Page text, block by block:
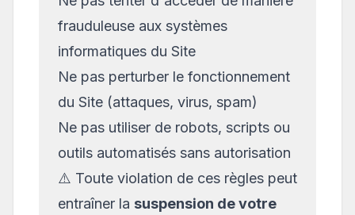
frauduleuse aux systèmes
informatiques du Site
Ne pas perturber le fonctionnement
du Site (attaques, virus, spam)
Ne pas utiliser de robots, scripts ou
outils automatisés sans autorisation
⚠️ Toute violation de ces règles peut
entraîner la suspension de votre